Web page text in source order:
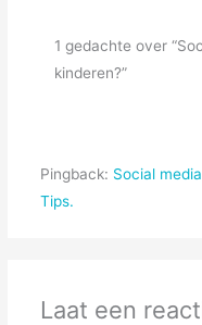
1 gedachte over
kinderen?”
Pingback: Social
Tips.
Laat een